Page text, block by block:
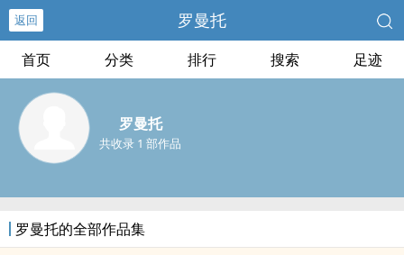
返回 罗曼托
首页 分类 排行 搜索 足迹
罗曼托
共收录 1 部作品
罗曼托的全部作品集